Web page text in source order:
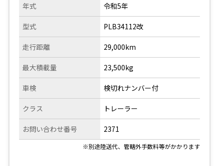
年式
型式
走行距離
令和5年
PLB34112改
29,000km
最大積載量
車検
クラス
お問い合わせ番号
23,500kg
検切れナンバー付
トレーラー
2371
※別途陸送代、管轄外手数料等がかかります